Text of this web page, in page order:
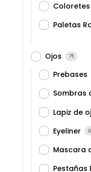
Coloretes
Paletas
Ojos 75
Prebases
Sombras
Lapiz de
Eyeliner 6
Mascara
Pestañas